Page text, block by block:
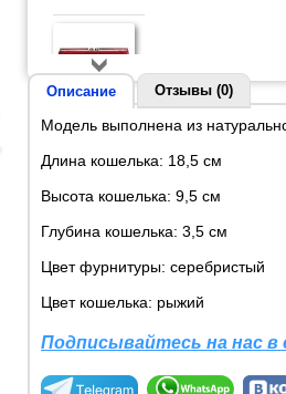
Описание Отзывы (0)
Модель выполнена из
Длина кошелька: 18,5 см
Высота кошелька: 9,5 см
Глубина кошелька: 3,5 см
Цвет фурнитуры: серебристый
Цвет кошелька: рыжий
Подписывайтесь на нас